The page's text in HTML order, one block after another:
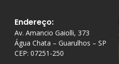
Endereço:
Av. Amancio Gaiolli, 373
Água Chata – Guarulhos – SP
CEP: 07251-250